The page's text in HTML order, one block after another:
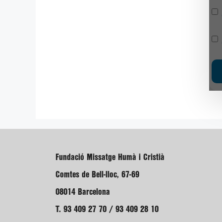
Fundació Missatge Humà i Cristià
Comtes de Bell-lloc, 67-69
08014 Barcelona
T. 93 409 27 70 / 93 409 28 10